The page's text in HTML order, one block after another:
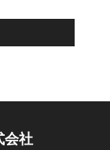
会社